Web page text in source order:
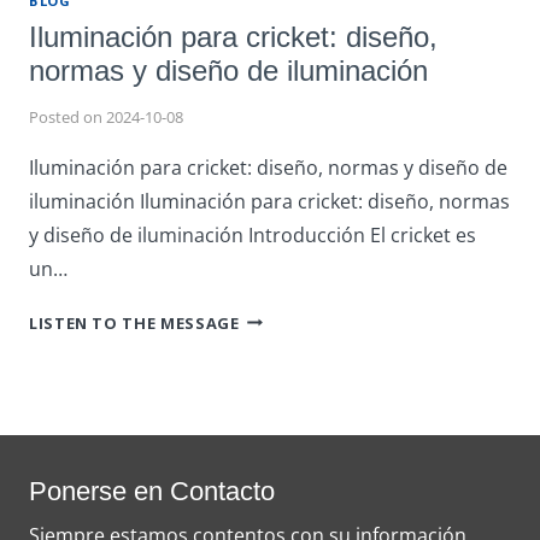
Iluminación para cricket: diseño,
normas y diseño de iluminación
Posted on 2024-10-08
Iluminación para cricket: diseño, normas y diseño de
iluminación Iluminación para cricket: diseño, normas
y diseño de iluminación Introducción El cricket es
un…
LISTEN TO THE MESSAGEILUMINACIÓN
DISEÑO
Ponerse en Contacto